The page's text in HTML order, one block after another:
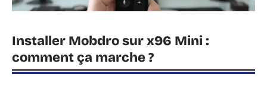
Installer Mobdro sur x96 Mini :
comment ça marche ?